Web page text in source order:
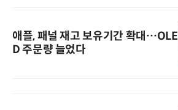
애플, 패널 재고 보유기간 확대…OLE
D 주문량 늘었다